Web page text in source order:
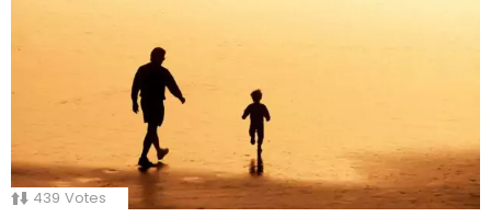
439 Votes